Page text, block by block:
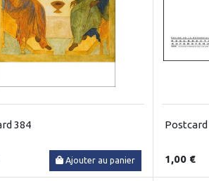
384
Ajouter au panier
Postcard
1,00 €